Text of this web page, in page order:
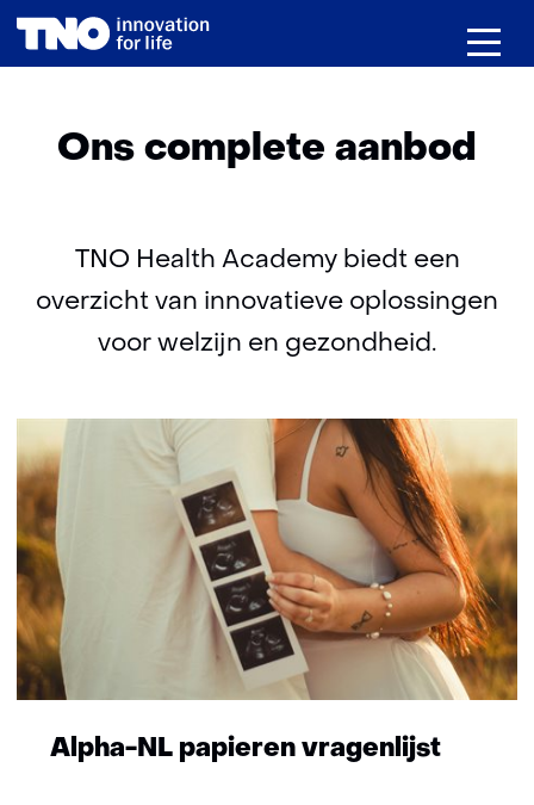
naar
inhoud
(naar homepage)
Home
Ons complete aanbod
TNO Health Academy biedt een
overzicht van innovatieve oplossingen
voor welzijn en gezondheid.
Alpha-NL papieren vragenlijst